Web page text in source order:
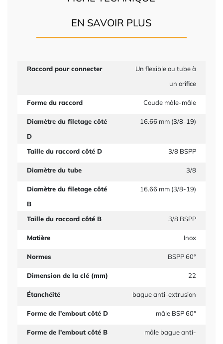
EN SAVOIR PLUS
Raccord pour connecter
Un flexible ou tube à
un orifice
Forme du raccord Coude mâle-mâle
Diamètre du filetage côté
D
16.66 mm (3/8-19)
Taille du raccord côté D 3/8 BSPP
Diamètre du tube 3/8
Diamètre du filetage côté
B
16.66 mm (3/8-19)
Taille du raccord côté B 3/8 BSPP
Matière Inox
Normes BSPP 60°
Dimension de la clé (mm) 22
Étanchéité bague anti-extrusion
Forme de l'embout côté D mâle BSP 60°
Forme de l'embout côté B
mâle bague anti-